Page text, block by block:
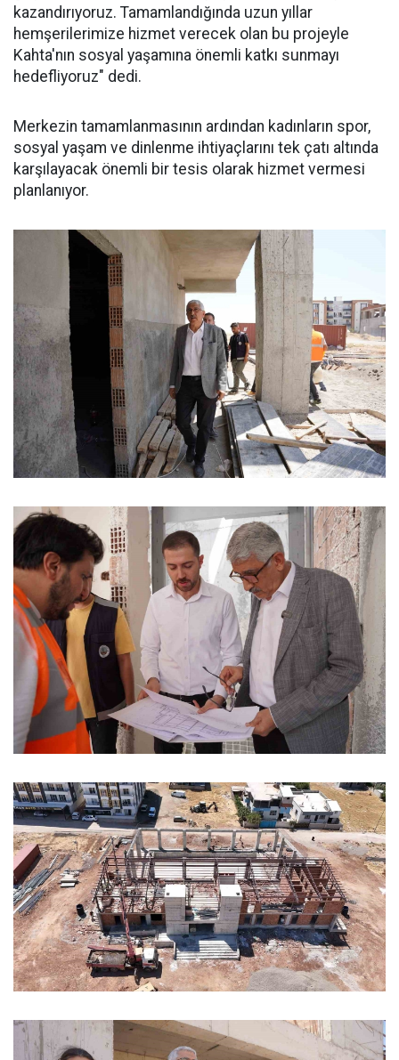
kazandırıyoruz. Tamamlandığında uzun yıllar
hemşerilerimize hizmet verecek olan bu projeyle
Kahta'nın sosyal yaşamına önemli katkı sunmayı
hedefliyoruz" dedi.
Merkezin tamamlanmasının ardından kadınların spor,
sosyal yaşam ve dinlenme ihtiyaçlarını tek çatı altında
karşılayacak önemli bir tesis olarak hizmet vermesi
planlanıyor.